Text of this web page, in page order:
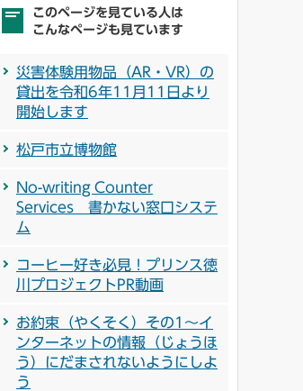
このページを見ている人は
こんなページも見ています
災害体験用物品（AR・VR）の
貸出を令和6年11月11日より
開始します
松戸市立博物館
No-writing Counter
Services 書かない窓口システ
ム
コーヒー好き必見！プリンス徳
川プロジェクトPR動画
お約束（やくそく）その1～イ
ンターネットの情報（じょうほ
う）にだまされないようにしよ
う